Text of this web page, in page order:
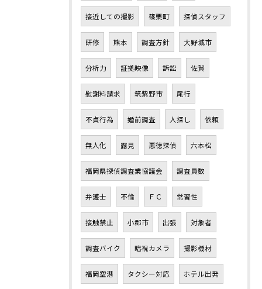
接近しての撮影 篠栗町 探偵スタッフ
研修 熊本 調査方針 大野城市
分析力 証拠映像 訴訟 佐賀
慰謝料請求 筑紫野市 尾行
不貞行為 婚前調査 人探し 依頼
無人化 露見 悪徳探偵 六本松
福岡県探偵調査業協議会 調査員数
弁護士 不倫 ＦＣ 常習性
接触禁止 小郡市 出張 対象者
調査バイク 暗視カメラ 撮影機材
福岡空港 タクシー対応 ホテル出発